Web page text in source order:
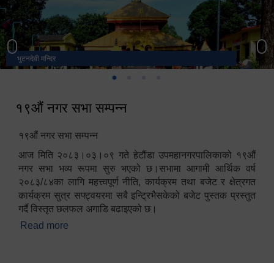
भुटनदेवी मन्दिर
स्मारक
हेटौंडा उपमहानगरपालिका नगर कार्यपालिकाको कार्यालय
मनकामना डाँडाबाट देखिएको दृश्य
१९औं नगर सभा सम्पन्न
१९औं नगर सभा सम्पन्न
आज मिति २०८३।०३।०९ गते हेटौंडा उपमहानगरपालिकाको १९औं
नगर सभा भव्य रूपमा सुरु भएको छ।सभामा आगामी आर्थिक वर्ष
२०८३/८४का लागि महत्त्वपूर्ण नीति, कार्यक्रम तथा बजेट र क्षेत्रगत
कार्यक्रम सुत्र सफ्ट्वयरमा सबै इन्ट्रिभैसकेको बजेट पुस्तक प्रस्तुत
गर्दै विस्तृत छलफल अगाडि बढाइएको छ।
Read more